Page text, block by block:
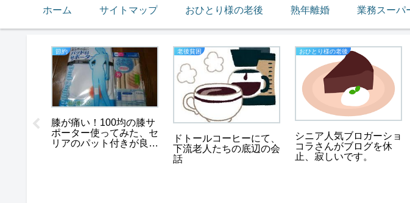
ホーム サイトマップ おひとり様の老後 熟年離婚 業務スーパ
節約
膝が痛い！100均の膝サ
ポーター使ってみた、セ
リアのパット付きが良
老後貧困
ドトールコーヒーにて、
下流老人たちの底辺の会
話
おひとり様の老後
シニア人気ブロガーショ
コラさんがブログを休
止、寂しいです。